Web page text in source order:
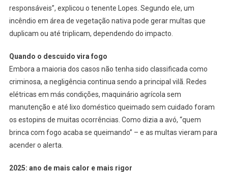
responsáveis”, explicou o tenente Lopes. Segundo ele, um
incêndio em área de vegetação nativa pode gerar multas que
duplicam ou até triplicam, dependendo do impacto.
Quando o descuido vira fogo
Embora a maioria dos casos não tenha sido classificada como
criminosa, a negligência continua sendo a principal vilã. Redes
elétricas em más condições, maquinário agrícola sem
manutenção e até lixo doméstico queimado sem cuidado foram
os estopins de muitas ocorrências. Como dizia a avó, “quem
brinca com fogo acaba se queimando” – e as multas vieram para
acender o alerta.
2025: ano de mais calor e mais rigor